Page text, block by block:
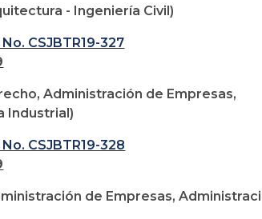
- Ingeniería Civil)
CSJBTR19-327
Administración de Empresas,
Industrial)
CSJBTR19-328
de Empresas,